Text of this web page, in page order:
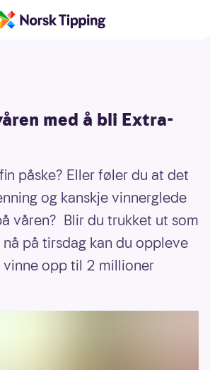
med å bli Extra-
påske? Eller føler du at det
og kanskje vinnerglede
våren? Blir du trukket ut som
på tirsdag kan du oppleve
vinne opp til 2 millioner